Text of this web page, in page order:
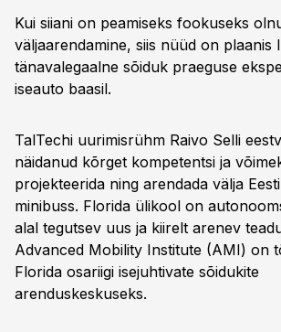
Kui siiani on peamiseks fookuseks
väljaarendamine, siis nüüd on plaanis
tänavalegaalne sõiduk praeguse
iseauto baasil.
TalTechi uurimisrühm Raivo Selli
näidanud kõrget kompetentsi ja
projekteerida ning arendada välja
minibuss. Florida ülikool on
alal tegutsev uus ja kiirelt arenev
Advanced Mobility Institute (AMI) on
Florida osariigi isejuhtivate sõidukite
arenduskeskuseks.